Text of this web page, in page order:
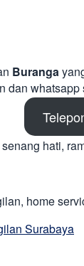
Buranga
dan
hati,
home
Surabaya